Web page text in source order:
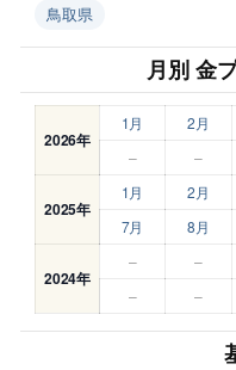
鳥取県
月別 金
2026年
1月 2月
–
–
2025年
1月 2月
7月
8月
2024年
– –
–
–